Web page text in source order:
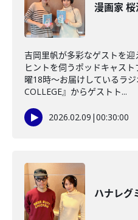
漫画家 桜
吉岡里帆が多彩なゲストを
ヒントを伺うポッドキャス
曜18時～お届けしているラ
COLLEGE』からゲストト...
2026.02.09 |00:30:00
ハナレグ